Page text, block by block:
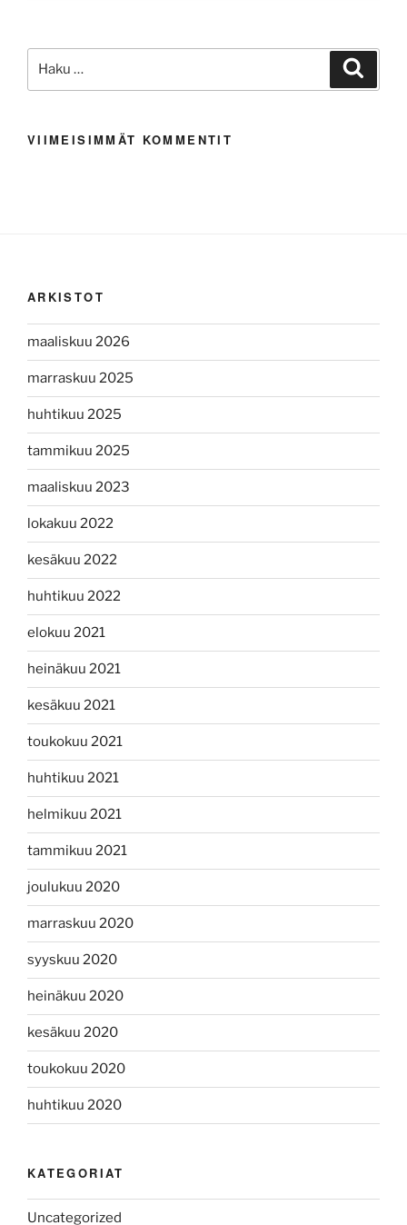
VIIMEISIMMÄT KOMMENTIT
ARKISTOT
maaliskuu 2026
marraskuu 2025
huhtikuu 2025
tammikuu 2025
maaliskuu 2023
lokakuu 2022
kesäkuu 2022
huhtikuu 2022
elokuu 2021
heinäkuu 2021
kesäkuu 2021
toukokuu 2021
huhtikuu 2021
helmikuu 2021
tammikuu 2021
joulukuu 2020
marraskuu 2020
syyskuu 2020
heinäkuu 2020
kesäkuu 2020
toukokuu 2020
huhtikuu 2020
KATEGORIAT
Uncategorized